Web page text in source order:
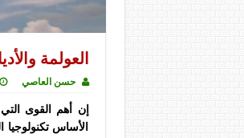
العولمة
حسن العاصي
إن أهم القوى التي
الأساس تكنولوجيا